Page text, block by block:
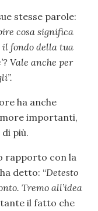
stesse parole:
cosa significa
il fondo della tua
Vale anche per
ha anche
importanti,
più.
rapporto con la
detto: “Detesto
Tremo all’idea
il fatto che